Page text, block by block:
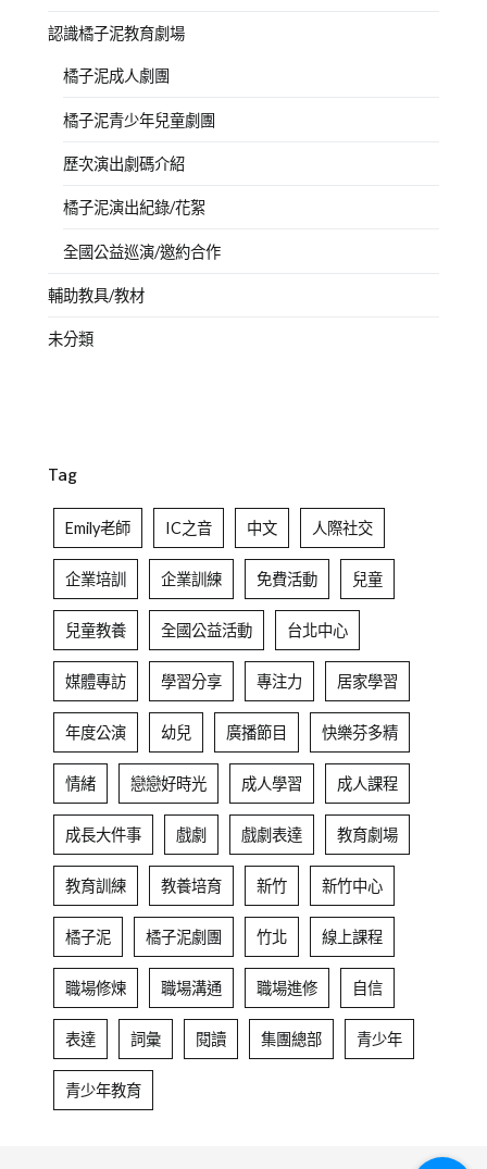
認識橘子泥教育劇場
橘子泥成人劇團
橘子泥青少年兒童劇團
歷次演出劇碼介紹
橘子泥演出紀錄/花絮
全國公益巡演/邀約合作
輔助教具/教材
未分類
Tag
Emily老師 IC之音 中文 人際社交
企業培訓 企業訓練 免費活動 兒童
兒童教養 全國公益活動 台北中心
媒體專訪 學習分享 專注力 居家學習
年度公演 幼兒 廣播節目 快樂芬多精
情緒 戀戀好時光 成人學習 成人課程
成長大件事 戲劇 戲劇表達 教育劇場
教育訓練 教養培育 新竹 新竹中心
橘子泥 橘子泥劇團 竹北 線上課程
職場修煉 職場溝通 職場進修 自信
表達 詞彙 閱讀 集團總部 青少年
青少年教育